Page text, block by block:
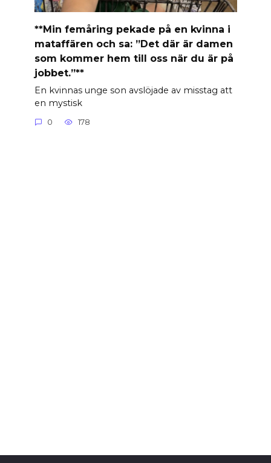
**Min femåring pekade på en kvinna i
mataffären och sa: ”Det där är damen
som kommer hem till oss när du är på
jobbet.”**
En kvinnas unge son avslöjade av misstag att
en mystisk
0 178